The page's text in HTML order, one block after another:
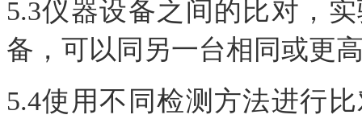
5.3仪器设备之间的比对，
备，可以同另一台相同或更
5.4使用不同检测方法进行